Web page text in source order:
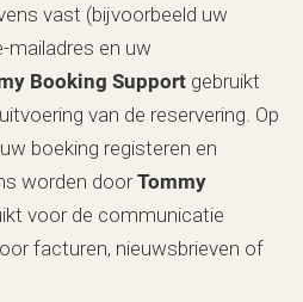
vast (bijvoorbeeld uw
mailadres en uw
Booking Support gebruikt
van de reservering. Op
boeking registeren en
worden doorTommy
voor de communicatie
facturen, nieuwsbrieven of